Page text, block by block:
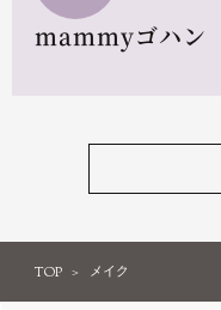
mammyゴハン
TOP メイク